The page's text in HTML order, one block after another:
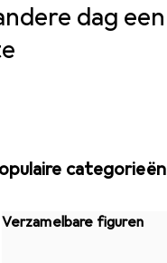
dag een
categorieën
Verzamelbare figuren